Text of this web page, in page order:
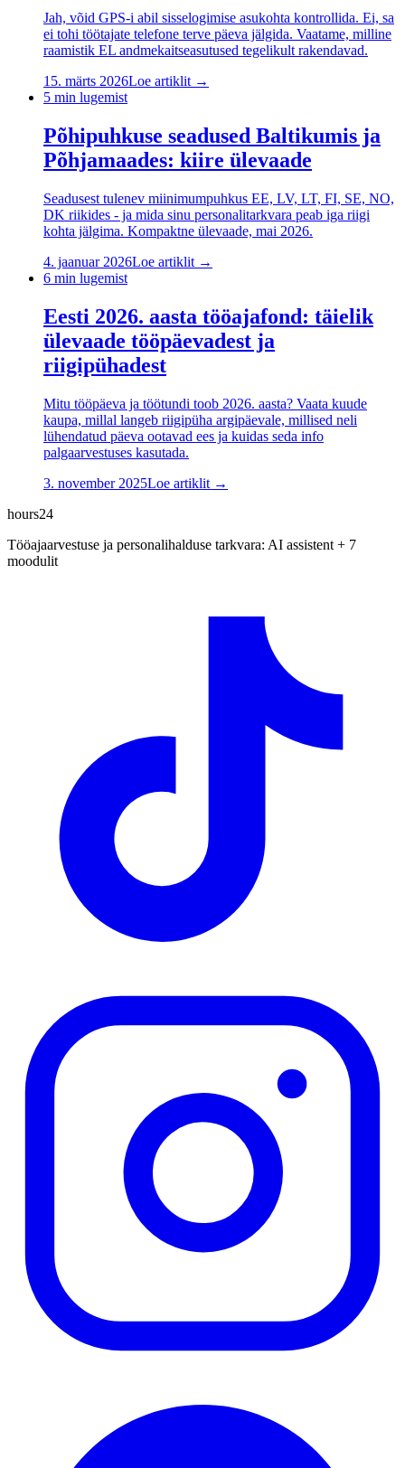
Jah, võid GPS-i abil sisselogimise asukohta kontrollida. Ei, sa
ei tohi töötajate telefone terve päeva jälgida. Vaatame, milline
raamistik EL andmekaitseasutused tegelikult rakendavad.
15. märts 2026Loe artiklit →
5 min lugemist
Põhipuhkuse seadused Baltikumis ja
Põhjamaades: kiire ülevaade
Seadusest tulenev miinimumpuhkus EE, LV, LT, FI, SE, NO,
DK riikides - ja mida sinu personalitarkvara peab iga riigi
kohta jälgima. Kompaktne ülevaade, mai 2026.
4. jaanuar 2026Loe artiklit →
6 min lugemist
Eesti 2026. aasta tööajafond: täielik
ülevaade tööpäevadest ja
riigipühadest
Mitu tööpäeva ja töötundi toob 2026. aasta? Vaata kuude
kaupa, millal langeb riigipüha argipäevale, millised neli
lühendatud päeva ootavad ees ja kuidas seda info
palgaarvestuses kasutada.
3. november 2025Loe artiklit →
hours24
Tööajaarvestuse ja personalihalduse tarkvara: AI assistent + 7
moodulit